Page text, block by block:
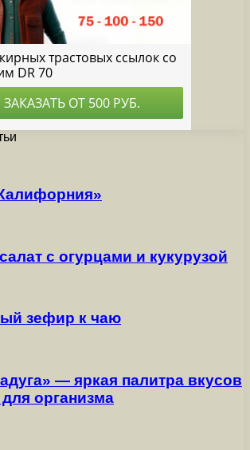
с огурцами и кукурузой
зефир к чаю
— яркая палитра вкусов
организма